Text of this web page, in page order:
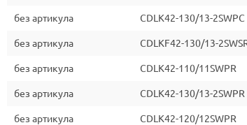
без артикула CDLK42-130/13-2SWPC
без артикула CDLKF42-130/13-
без артикула CDLK42-110/11SWPR
без артикула CDLK42-130/13-2SWPR
без артикула CDLK42-120/12SWPR